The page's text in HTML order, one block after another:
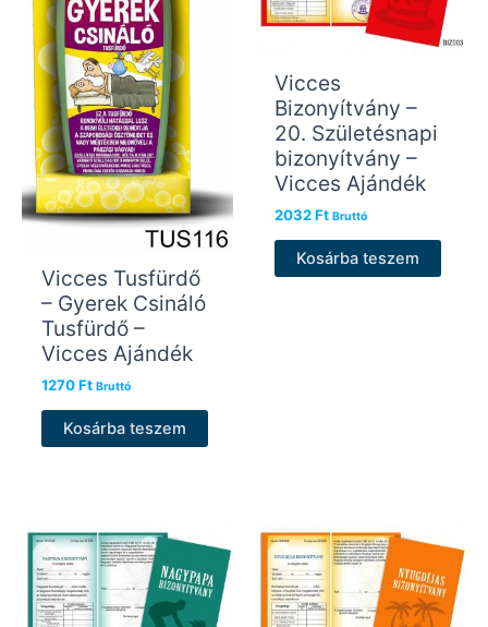
Vicces Tusfürdő
– Gyerek Csináló
Tusfürdő –
Vicces Ajándék
1270Ft Bruttó
Kosárba teszem
Vicces
Bizonyítvány –
20. Születésnapi
bizonyítvány –
Vicces Ajándék
2032Ft Bruttó
Kosárba teszem